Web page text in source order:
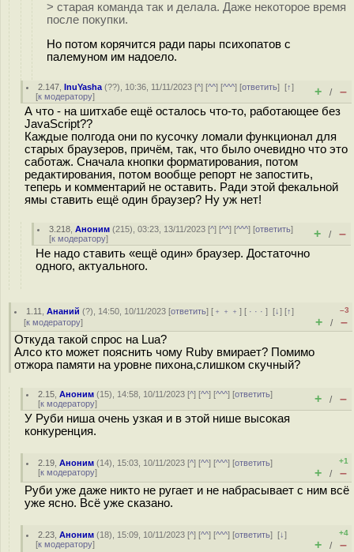
> старая команда так и делала. Даже некоторое время
после покупки.
Но потом корячится ради пары психопатов с
палемуном им надоело.
2.147 ,InuYasha (??), 10:36, 11/11/2023 [^] [^^] [^^^] [ответить][↑]
[к модератору] + / –
А что - на шитхабе ещё осталось что-то, работающее без
JavaScript??
Каждые полгода они по кусочку ломали функционал для
старых браузеров, причём, так, что было очевидно что это
саботаж. Сначала кнопки форматирования, потом
редактирования, потом вообще репорт не запостить,
теперь и комментарий не оставить. Ради этой фекальной
ямы ставить ещё один браузер? Ну уж нет!
3.218 ,Аноним (215), 03:23, 13/11/2023 [^] [^^] [^^^] [ответить]
[к модератору] + / –
Не надо ставить «ещё один» браузер. Достаточно
одного, актуального.
1.11 ,Ананий (?), 14:50, 10/11/2023 [ответить] [ ﹢﹢﹢] [ · · ·][↓] [↑]
[к модератору]
–3
+ / –
Откуда такой спрос на Lua?
Алсо кто может пояснить чому Ruby вмирает? Помимо
отжора памяти на уровне пихона,слишком скучный?
2.15 ,Аноним (15), 14:58, 10/11/2023 [^] [^^] [^^^] [ответить]
[к модератору] + / –
У Руби ниша очень узкая и в этой нише высокая
конкуренция.
2.19 ,Аноним (14), 15:03, 10/11/2023 [^] [^^] [^^^] [ответить]
[к модератору]
+1
+ / –
Руби уже даже никто не ругает и не набрасывает с ним всё
уже ясно. Всё уже сказано.
2.23 ,Аноним (18), 15:09, 10/11/2023 [^] [^^] [^^^] [ответить][↓]
[к модератору]
+4
+ / –